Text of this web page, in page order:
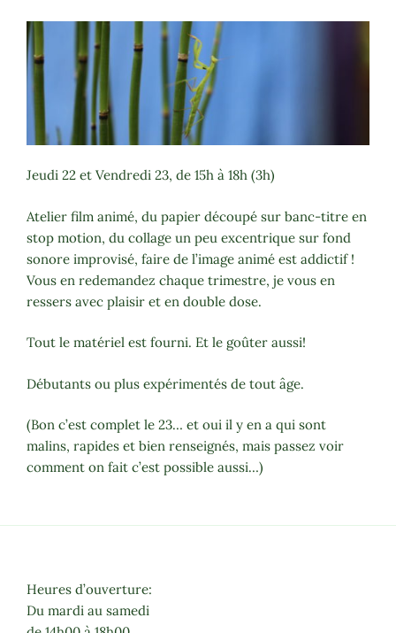
Jeudi 22 et Vendredi 23, de 15h à 18h (3h)
Atelier film animé, du papier découpé sur banc-titre en
stop motion, du collage un peu excentrique sur fond
sonore improvisé, faire de l’image animé est addictif !
Vous en redemandez chaque trimestre, je vous en
ressers avec plaisir et en double dose.
Tout le matériel est fourni. Et le goûter aussi!
Débutants ou plus expérimentés de tout âge.
(Bon c’est complet le 23… et oui il y en a qui sont
malins, rapides et bien renseignés, mais passez voir
comment on fait c’est possible aussi…)
Heures d’ouverture:
Du mardi au samedi